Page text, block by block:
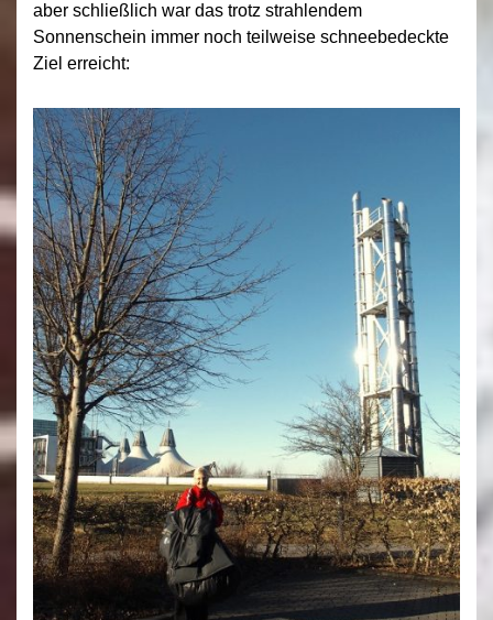
aber schließlich war das trotz strahlendem
Sonnenschein immer noch teilweise schneebedeckte
Ziel erreicht: